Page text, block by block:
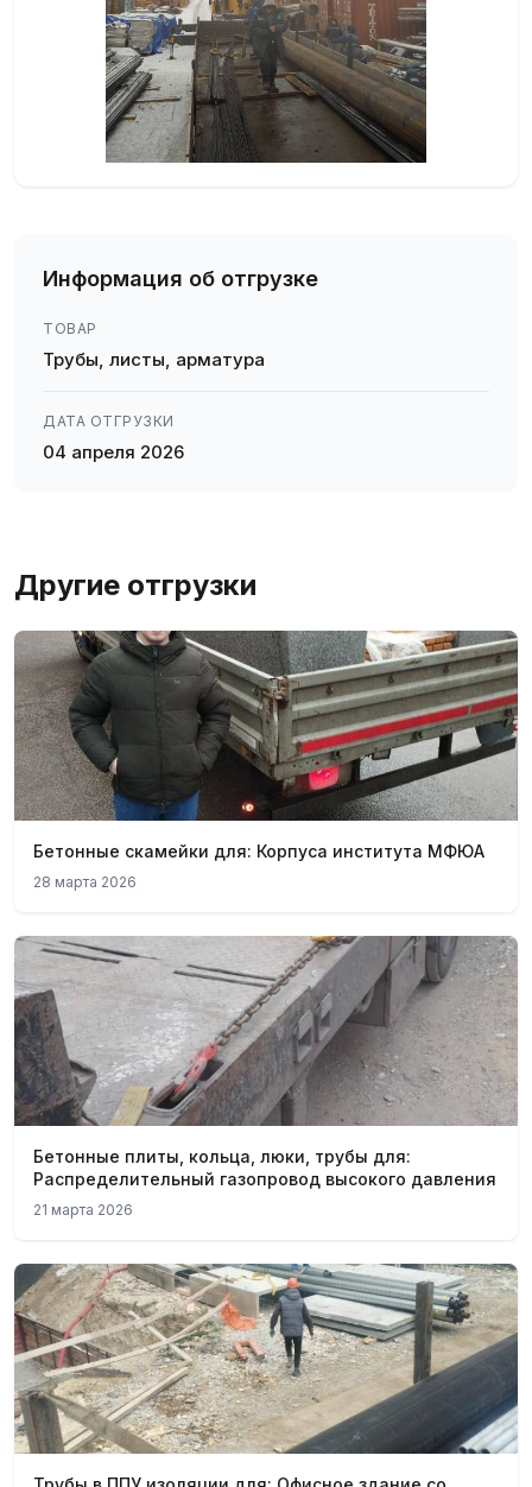
Информация об отгрузке
ТОВАР
Трубы, листы, арматура
ДАТА ОТГРУЗКИ
04 апреля 2026
Другие отгрузки
Бетонные скамейки для: Корпуса института МФЮА
28 марта 2026
Бетонные плиты, кольца, люки, трубы для:
Распределительный газопровод высокого давления
21 марта 2026